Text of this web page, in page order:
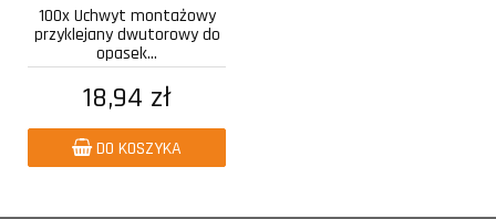
100x Uchwyt montażowy
przyklejany dwutorowy do
opasek...
18,94 zł
DO KOSZYKA